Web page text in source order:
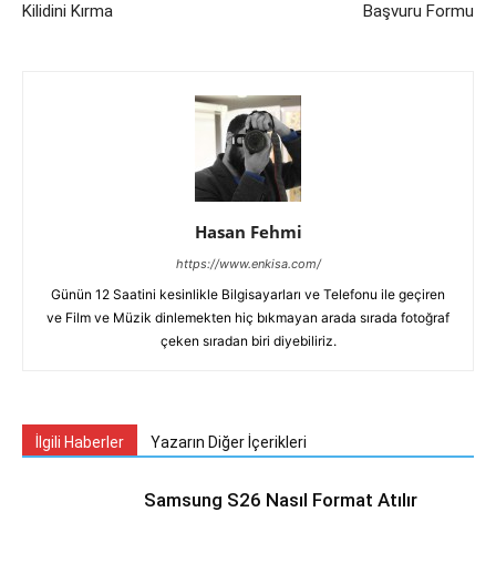
Kilidini Kırma
Başvuru Formu
Hasan Fehmi
https://www.enkisa.com/
Günün 12 Saatini kesinlikle Bilgisayarları ve Telefonu ile geçiren
ve Film ve Müzik dinlemekten hiç bıkmayan arada sırada fotoğraf
çeken sıradan biri diyebiliriz.
İlgili Haberler Yazarın Diğer İçerikleri
Samsung S26 Nasıl Format Atılır